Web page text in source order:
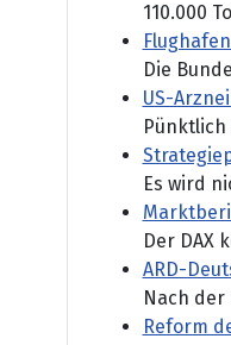
110.000
Die
US-
Pünktlich
Es wird
Der DAX
ARD-
Nach
Reform